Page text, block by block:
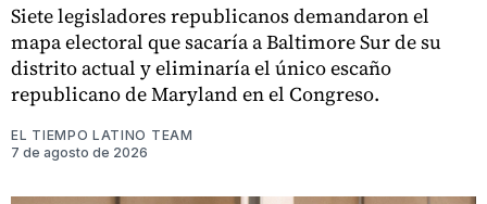
Siete legisladores republicanos demandaron el
mapa electoral que sacaría a Baltimore Sur de su
distrito actual y eliminaría el único escaño
republicano de Maryland en el Congreso.
EL TIEMPO LATINO TEAM
7 de agosto de 2026